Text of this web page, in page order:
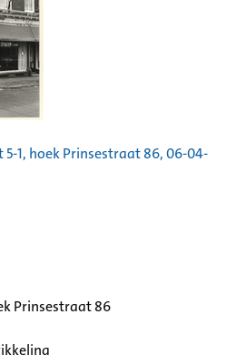
5-1, hoek Prinsestraat 86, 06-04-
Prinsestraat 86